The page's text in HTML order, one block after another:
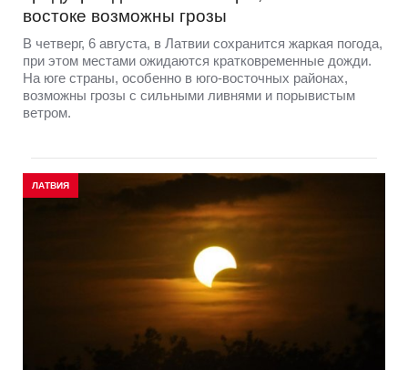
востоке возможны грозы
В четверг, 6 августа, в Латвии сохранится жаркая погода,
при этом местами ожидаются кратковременные дожди.
На юге страны, особенно в юго-восточных районах,
возможны грозы с сильными ливнями и порывистым
ветром.
ЛАТВИЯ